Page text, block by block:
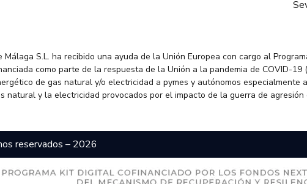
Málaga S.L. ha recibido una ayuda de la Unión Europea con cargo al
como parte de la respuesta de la Unión a la pandemia de COVID-19
de gas natural y/o electricidad a pymes y autónomos especialmente
natural y la electricidad provocados por el impacto de la guerra de agresión
reservados – 2026